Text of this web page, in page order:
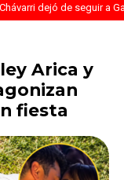
dejó de seguir a
Arica y
fiesta